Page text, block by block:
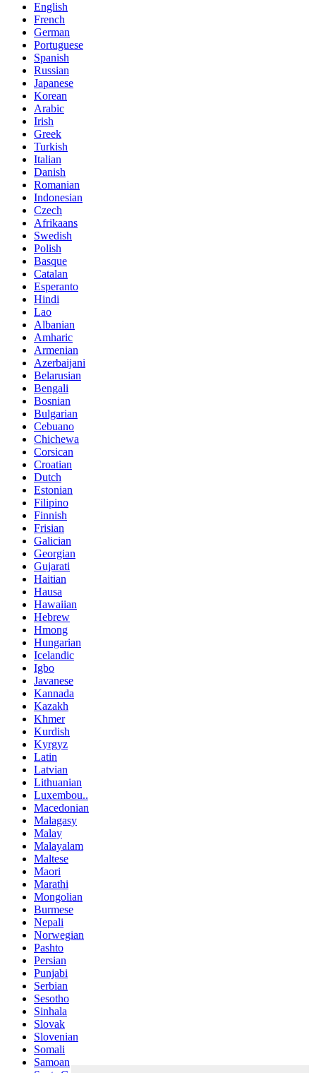
English
French
German
Portuguese
Spanish
Russian
Japanese
Korean
Arabic
Irish
Greek
Turkish
Italian
Danish
Romanian
Indonesian
Czech
Afrikaans
Swedish
Polish
Basque
Catalan
Esperanto
Hindi
Lao
Albanian
Amharic
Armenian
Azerbaijani
Belarusian
Bengali
Bosnian
Bulgarian
Cebuano
Chichewa
Corsican
Croatian
Dutch
Estonian
Filipino
Finnish
Frisian
Galician
Georgian
Gujarati
Haitian
Hausa
Hawaiian
Hebrew
Hmong
Hungarian
Icelandic
Igbo
Javanese
Kannada
Kazakh
Khmer
Kurdish
Kyrgyz
Latin
Latvian
Lithuanian
Luxembou..
Macedonian
Malagasy
Malay
Malayalam
Maltese
Maori
Marathi
Mongolian
Burmese
Nepali
Norwegian
Pashto
Persian
Punjabi
Serbian
Sesotho
Sinhala
Slovak
Slovenian
Somali
Samoan